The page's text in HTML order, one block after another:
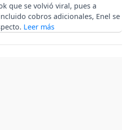
que se volvió viral, pues a
cobros adicionales, Enel se